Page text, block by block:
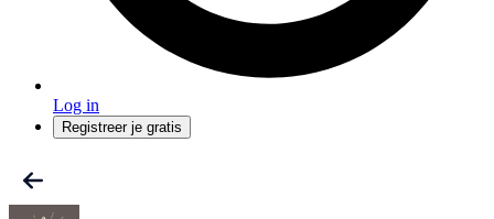
Log in
Registreer je gratis